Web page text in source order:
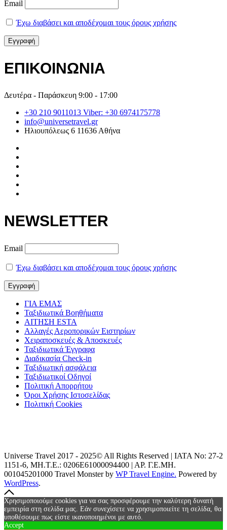
Email
Έχω διαβάσει και αποδέχομαι τους όρους χρήσης
ΕΠΙΚΟΙΝΩΝΙΑ
Δευτέρα - Παράσκευη 9:00 - 17:00
+30 210 9011013 Viber: +30 6974175778
info@universetravel.gr
Ηλιουπόλεως 6 11636 Αθήνα
NEWSLETTER
Email
Έχω διαβάσει και αποδέχομαι τους όρους χρήσης
ΓΙΑ ΕΜΑΣ
Ταξιδιωτικά Βοηθήματα
ΑΙΤΗΣΗ ESTA
Αλλαγές Αεροπορικών Ειστηρίων
Χειραποσκευές & Αποσκευές
Ταξιδιωτικά Έγγραφα
Διαδικασία Check-in
Ταξιδιωτική ασφάλεια
Ταξιδιωτικοί Οδηγοί
Πολιτική Απορρήτου
Όροι Χρήσης Ιστοσελίδας
Πολιτική Cookies
Universe Travel 2017 - 2025© All Rights Reserved | IATA No: 27-2
1151-6, ΜΗ.Τ.Ε.: 0206Ε61000094400 | ΑΡ. Γ.Ε.ΜΗ.
001045201000 Travel Monster by WP Travel Engine. Powered by
WordPress.
Χρησιμοποιούμε cookies για να σας προσφέρουμε την καλύτερη δυνατή
εμπειρία στη σελίδα μας. Εάν συνεχίσετε να χρησιμοποιείτε τη σελίδα, θα
υποθέσουμε πως είστε ικανοποιημένοι με αυτό.
Accept